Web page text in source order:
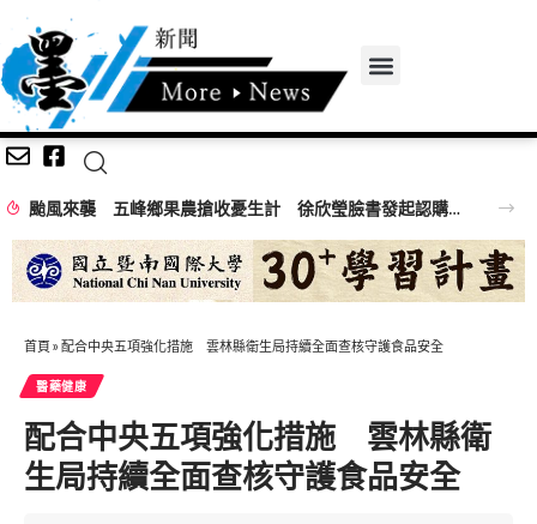
颱風來襲 五峰鄉果農搶收憂生計 徐欣瑩臉書發起認購水梨行動
首頁 » 配合中央五項強化措施 雲林縣衛生局持續全面查核守護食品安全
醫藥健康
配合中央五項強化措施 雲林縣衛
生局持續全面查核守護食品安全